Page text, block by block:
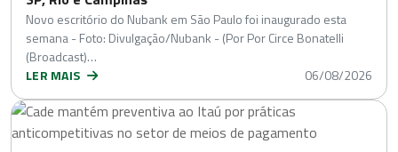
Novo escritório do Nubank em São Paulo foi inaugurado esta
semana - Foto: Divulgação/Nubank - (Por Por Circe Bonatelli
(Broadcast)…
LER MAIS
06/08/2026